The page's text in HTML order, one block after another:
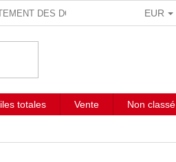
DES DONNÉES PERSONNELLES
EUR
totales Vente Non classé